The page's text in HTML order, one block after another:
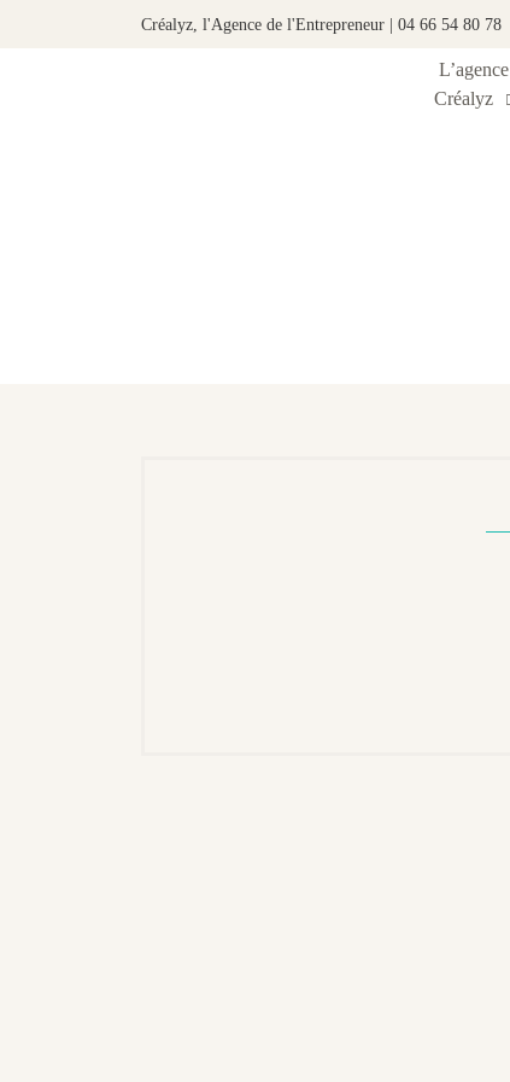
Créalyz, l'Agence de l'Entrepreneur | 04 66 54 80 78
L’agence
Créalyz